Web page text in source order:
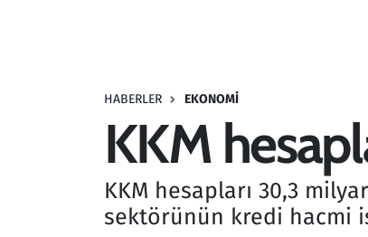
HABERLER EKONOMI
KKM
KKM hesapları 30,3
sektörünün kredi hacmi
Savunma Sanayi
Seçim 2023